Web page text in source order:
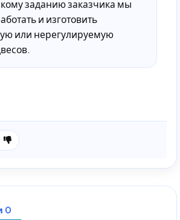
заданию заказчика мы
и изготовить
или нерегулируемую
0